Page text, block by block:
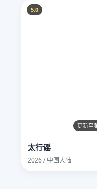
5.0
更新至
太行谣
2026 / 中国大陆